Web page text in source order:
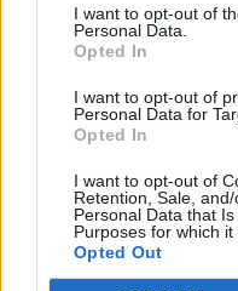
I want to opt-out of
Personal Data.
Opted In
I want to opt-out of
Personal Data for
Opted In
I want to opt-out of
Retention, Sale,
Personal Data that
Purposes for which it
Opted Out
Tipo dePrecio
Gasolina 95
0,00€
Gasolina 98 0,00€
0,00€